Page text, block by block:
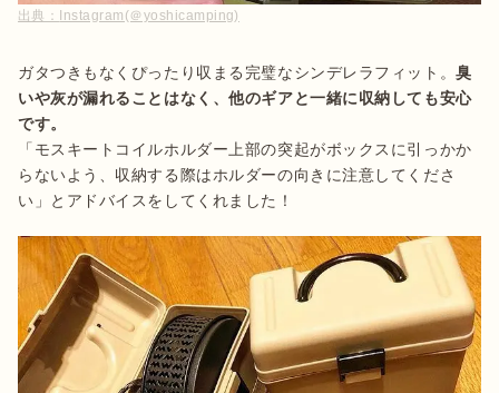
出典： Instagram(＠yoshicamping)
ガタつきもなくぴったり収まる完璧なシンデレラフィット。臭
いや灰が漏れることはなく、他のギアと一緒に収納しても安心
です。
「モスキートコイルホルダー上部の突起がボックスに引っかか
らないよう、収納する際はホルダーの向きに注意してくださ